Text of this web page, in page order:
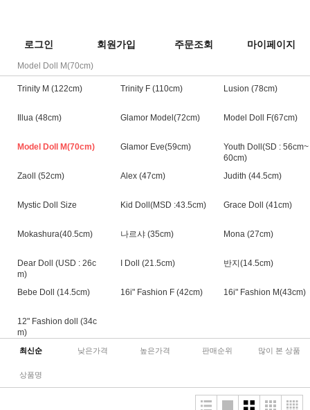
로그인 회원가입 주문조회 마이페이지
Model Doll M(70cm)
Trinity M (122cm) Trinity F (110cm) Lusion (78cm)
Illua (48cm) Glamor Model(72cm) Model Doll F(67cm)
Model Doll M(70cm) Glamor Eve(59cm)
Youth Doll(SD : 56cm~
60cm)
Zaoll (52cm)
Alex (47cm) Judith (44.5cm)
Mystic Doll Size Kid Doll(MSD :43.5cm) Grace Doll (41cm)
Mokashura(40.5cm) 나르샤 (35cm) Mona (27cm)
Dear Doll (USD : 26c
m)
I Doll (21.5cm) 반지(14.5cm)
Bebe Doll (14.5cm) 16i" Fashion F (42cm) 16i" Fashion M(43cm)
12" Fashion doll (34c
m)
최신순 낮은가격 높은가격 판매순위 많이 본 상품
상품명